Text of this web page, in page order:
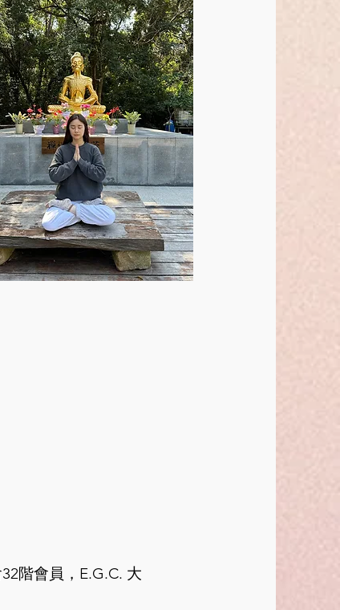
階會員，E.G.C. 大